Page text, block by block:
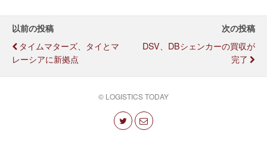
以前の投稿
タイムマターズ、タイとマ
レーシアに新拠点
次の投稿
DSV、DBシェンカーの買収が
完了
© LOGISTICS TODAY